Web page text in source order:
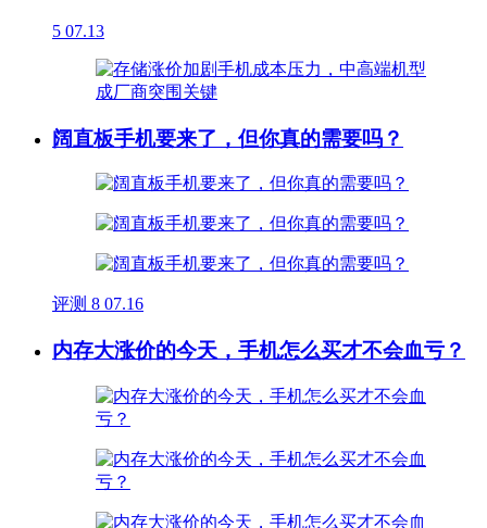
5 07.13
阔直板手机要来了，但你真的需要吗？
评测 8 07.16
内存大涨价的今天，手机怎么买才不会血亏？